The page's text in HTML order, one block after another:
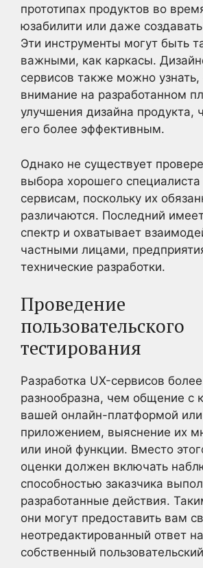
прототипах продуктов во
юзабилити или даже
Эти инструменты могут быть
важными, как каркасы.
сервисов также можно узнать,
внимание на разработанном
улучшения дизайна продукта,
его более эффективным.
Однако не существует
выбора хорошего специалиста
сервисам, поскольку их
различаются. Последний
спектр и охватывает
частными лицами,
технические разработки.
Проведение
пользовательского
тестирования
Разработка UX-сервисов более
разнообразна, чем общение с
вашей онлайн-платформой или
приложением, выяснение их
или иной функции. Вместо
оценки должен включать
способностью заказчика
разработанные действия.
они могут предоставить вам
неотредактированный ответ
собственный